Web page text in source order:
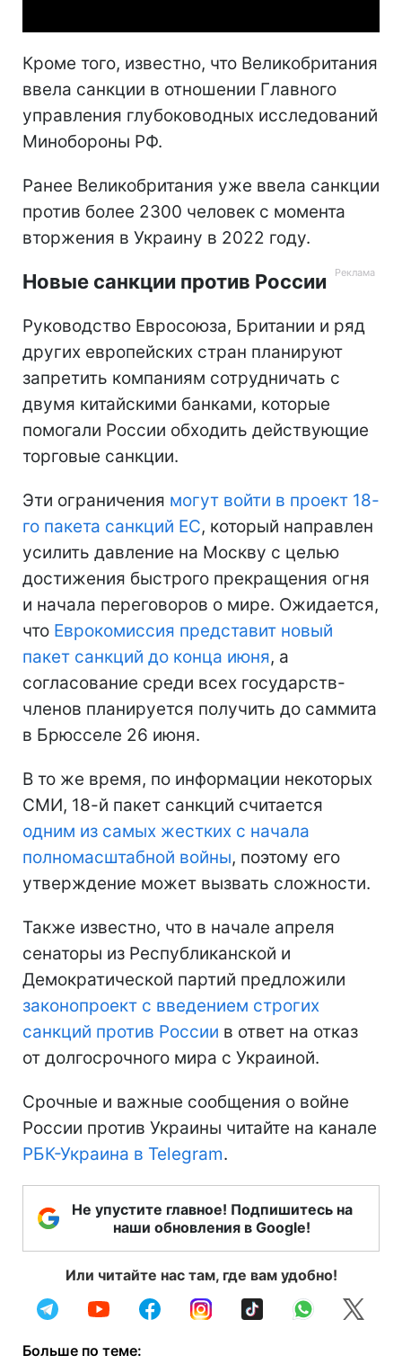
Кроме того, известно, что Великобритания
ввела санкции в отношении Главного
управления глубоководных исследований
Минобороны РФ.
Ранее Великобритания уже ввела санкции
против более 2300 человек с момента
вторжения в Украину в 2022 году.
Новые санкции против России
Руководство Евросоюза, Британии и ряд
других европейских стран планируют
запретить компаниям сотрудничать с
двумя китайскими банками, которые
помогали России обходить действующие
торговые санкции.
Эти ограничения могут войти в проект 18-
го пакета санкций ЕС, который направлен
усилить давление на Москву с целью
достижения быстрого прекращения огня
и начала переговоров о мире. Ожидается,
что Еврокомиссия представит новый
пакет санкций до конца июня, а
согласование среди всех государств-
членов планируется получить до саммита
в Брюсселе 26 июня.
В то же время, по информации некоторых
СМИ, 18-й пакет санкций считается
одним из самых жестких с начала
полномасштабной войны, поэтому его
утверждение может вызвать сложности.
Также известно, что в начале апреля
сенаторы из Республиканской и
Демократической партий предложили
законопроект с введением строгих
санкций против России в ответ на отказ
от долгосрочного мира с Украиной.
Срочные и важные сообщения о войне
России против Украины читайте на канале
РБК-Украина в Telegram.
Не упустите главное! Подпишитесь на
наши обновления в Google!
Или читайте нас там, где вам удобно!
Больше по теме: